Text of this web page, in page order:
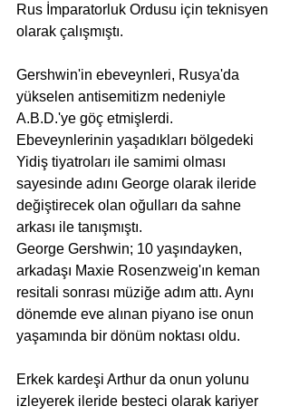
Rus İmparatorluk Ordusu için teknisyen
olarak çalışmıştı.
Gershwin'in ebeveynleri, Rusya'da
yükselen antisemitizm nedeniyle
A.B.D.'ye göç etmişlerdi.
Ebeveynlerinin yaşadıkları bölgedeki
Yidiş tiyatroları ile samimi olması
sayesinde adını George olarak ileride
değiştirecek olan oğulları da sahne
arkası ile tanışmıştı.
George Gershwin; 10 yaşındayken,
arkadaşı Maxie Rosenzweig'ın keman
resitali sonrası müziğe adım attı. Aynı
dönemde eve alınan piyano ise onun
yaşamında bir dönüm noktası oldu.
Erkek kardeşi Arthur da onun yolunu
izleyerek ileride besteci olarak kariyer